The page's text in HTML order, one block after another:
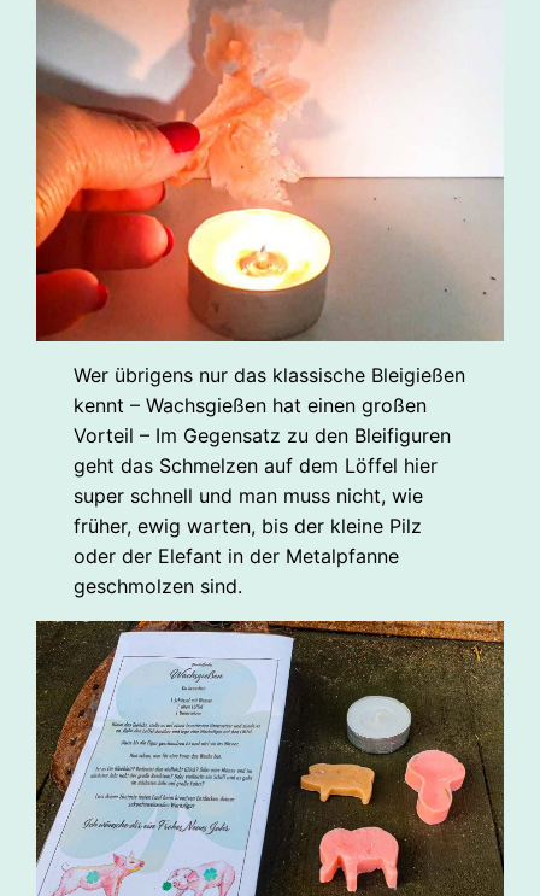
Wer übrigens nur das klassische Bleigießen
kennt – Wachsgießen hat einen großen
Vorteil – Im Gegensatz zu den Bleifiguren
geht das Schmelzen auf dem Löffel hier
super schnell und man muss nicht, wie
früher, ewig warten, bis der kleine Pilz
oder der Elefant in der Metalpfanne
geschmolzen sind.